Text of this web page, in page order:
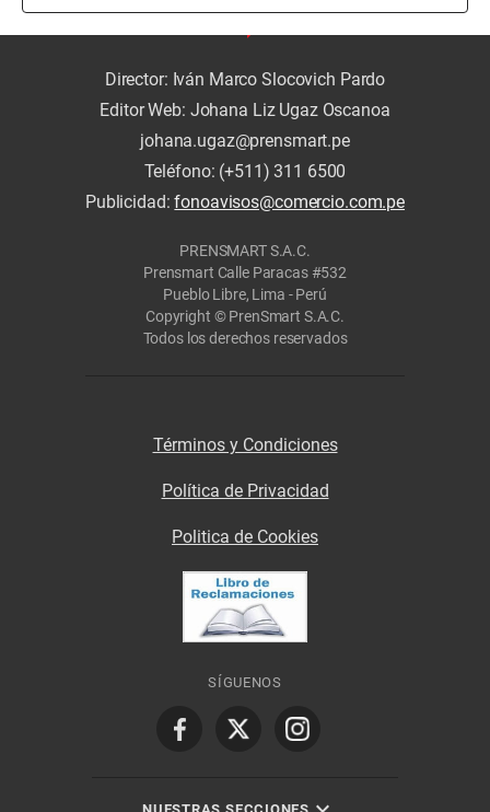
Director: Iván Marco Slocovich Pardo
Editor Web: Johana Liz Ugaz Oscanoa
johana.ugaz@prensmart.pe
Teléfono: (+511) 311 6500
Publicidad:fonoavisos@comercio.com.pe
PRENSMART S.A.C.
Prensmart Calle Paracas #532
Pueblo Libre, Lima - Perú
Copyright © PrenSmart S.A.C.
Todos los derechos reservados
Términos y Condiciones
Política de Privacidad
Politica de Cookies
SÍGUENOS